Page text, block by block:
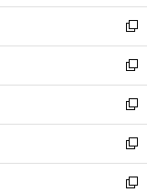
ウ
ィ
ン
ド
ウ
で
開
く
し
い
ウ
ィ
ン
ド
ウ
で
開
く
新
し
い
ウ
ィ
ン
ド
ウ
で
新
し
い
ウ
ィ
ン
ド
新
し
い
ウ
ィ
新
し
い
新